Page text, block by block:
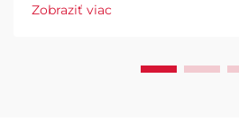
ponuku už dnes.
Zobraziť viac